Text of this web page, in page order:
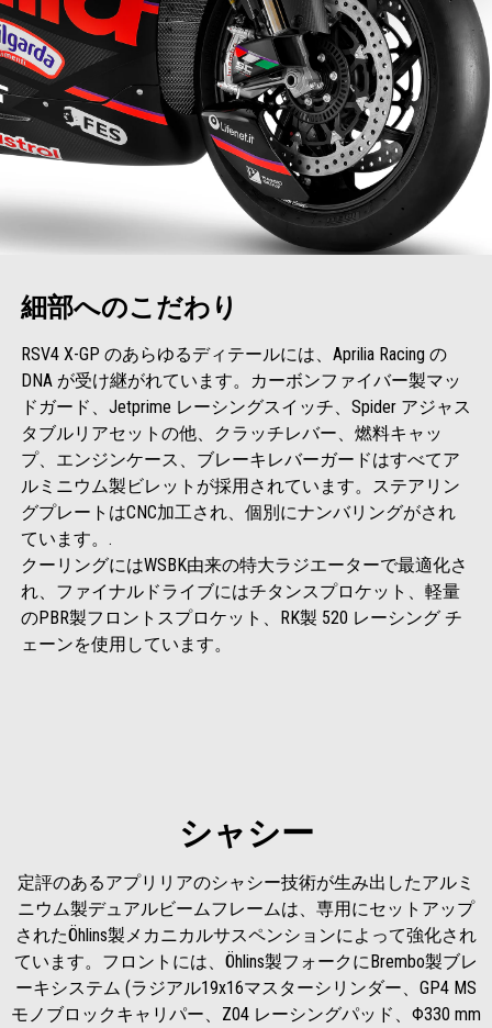
細部へのこだわり
RSV4 X-GP のあらゆるディテールには、Aprilia Racing の
DNA が受け継がれています。カーボンファイバー製マッ
ドガード、Jetprime レーシングスイッチ、Spider アジャス
タブルリアセットの他、クラッチレバー、燃料キャッ
プ、エンジンケース、ブレーキレバーガードはすべてア
ルミニウム製ビレットが採用されています。ステアリン
グプレートはCNC加工され、個別にナンバリングがされ
ています。.
クーリングにはWSBK由来の特大ラジエーターで最適化さ
れ、ファイナルドライブにはチタンスプロケット、軽量
のPBR製フロントスプロケット、RK製 520 レーシング チ
ェーンを使用しています。
シャシー
定評のあるアプリリアのシャシー技術が生み出したアルミ
ニウム製デュアルビームフレームは、専用にセットアップ
されたÖhlins製メカニカルサスペンションによって強化され
ています。フロントには、Öhlins製フォークにBrembo製ブレ
ーキシステム (ラジアル19x16マスターシリンダー、GP4 MS
モノブロックキャリパー、Z04 レーシングパッド、Φ330 mm